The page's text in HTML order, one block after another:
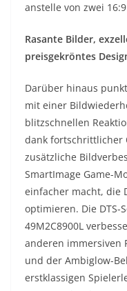
anstelle von zwei
Rasante Bilder,
preisgekröntes
Darüber hinaus
mit einer
blitzschnellen
dank fortschrittlicher
zusätzliche
SmartImage Game-
einfacher macht, die
optimieren. Die DTS-
49M2C8900L
anderen immersiven
und der Ambiglow-
erstklassigen